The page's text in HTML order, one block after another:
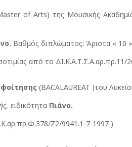
of Arts) της Μουσικής
Βαθμός διπλώματος: Άριστα « 10 »
από το ΔΙ.Κ.Α.Τ.Σ.Α.αρ.πρ.11/
(BACALAUREAT )του
ειδικότητα Πιάνο.
Ζ2/9941.1-7-1997 )